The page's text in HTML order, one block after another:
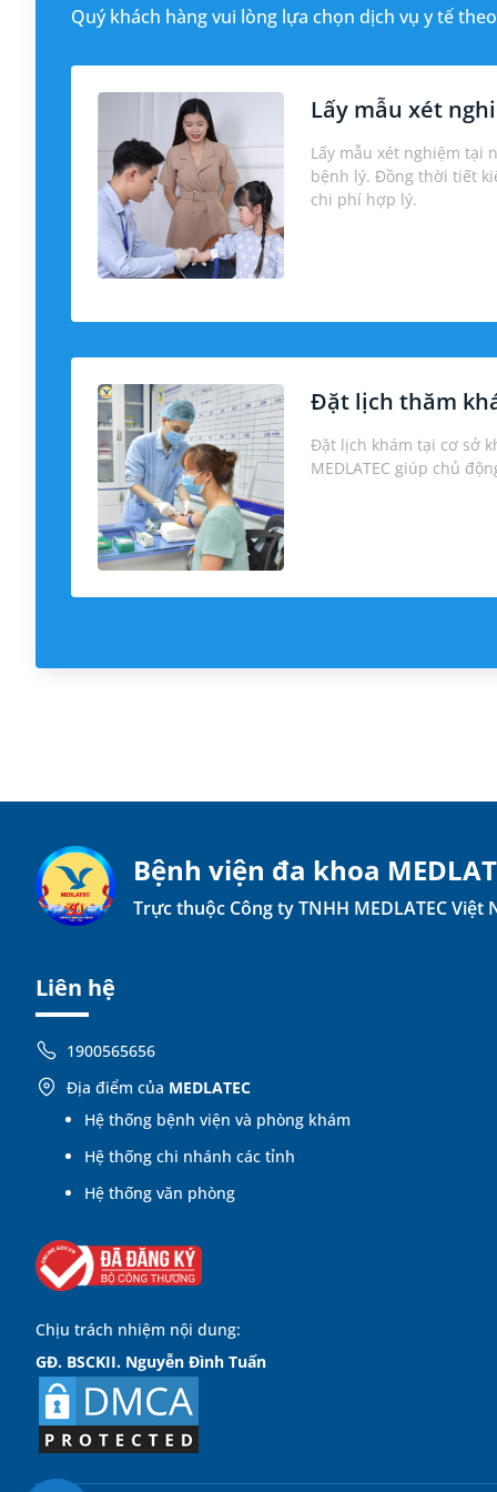
Quý khách hàng vui lòng lựa chọn dịch vụ y tế
Lấy mẫu xét
Lấy mẫu xét nghiệm tại
bệnh lý. Đồng thời tiết
chi phí hợp lý.
Đặt lịch thăm
Đặt lịch khám tại cơ sở
MEDLATEC giúp chủ
Bệnh viện đa khoa
Trực thuộc Công ty TNHH MEDLATEC Việt
Liên hệ
1900565656
Địa điểm của MEDLATEC
Hệ thống bệnh viện và phòng khám
Hệ thống chi nhánh các tỉnh
Hệ thống văn phòng
Chịu trách nhiệm nội dung:
GĐ. BSCKII. Nguyễn Đình Tuấn